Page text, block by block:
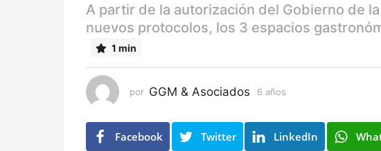
6
a
A partir de la autorización del Gobierno de
nuevos protocolos, los 3 espacios
1 min
por GGM & Asociados 6 años
o
s
Facebook Twitter LinkedIn